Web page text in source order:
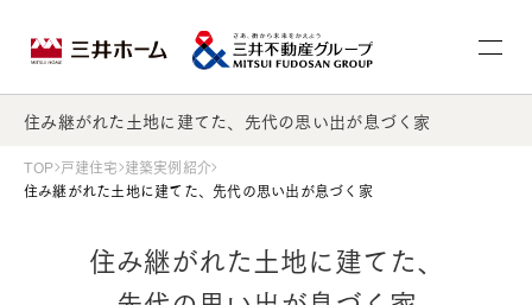
住み継がれた土地に建てた、先代の思い出が息づく家
TOP 戸建住宅 建築実例紹介
住み継がれた土地に建てた、先代の思い出が息づく家
住み継がれた土地に建てた、